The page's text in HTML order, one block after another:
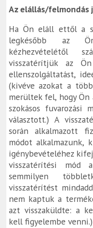
Az elállás/felmondás
Ha Ön eláll ettől a
legkésőbb az
kézhezvételétől
visszatérítjük az
ellenszolgáltatást,
(kivéve azokat a
merültek fel, hogy
szokásos fuvarozási
választott.) A
során alkalmazott
módot alkalmazunk,
igénybevételéhez
visszatérítési mód
semmilyen
visszatérítést
nem kaptuk a
azt visszaküldte: a
kell figyelembe venni.)